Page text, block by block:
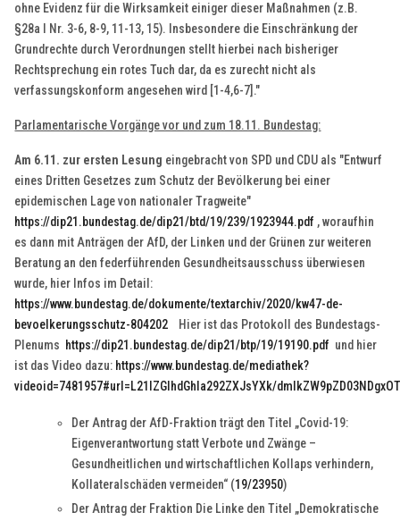
ohne Evidenz für die Wirksamkeit einiger dieser Maßnahmen (z.B.
§28a I Nr. 3-6, 8-9, 11-13, 15). Insbesondere die Einschränkung der
Grundrechte durch Verordnungen stellt hierbei nach bisheriger
Rechtsprechung ein rotes Tuch dar, da es zurecht nicht als
verfassungskonform angesehen wird [1-4,6-7]."
Parlamentarische Vorgänge vor und zum 18.11. Bundestag:
Am 6.11. zur ersten Lesung eingebracht von SPD und CDU als "Entwurf
eines Dritten Gesetzes zum Schutz der Bevölkerung bei einer
epidemischen Lage von nationaler Tragweite"
https://dip21.bundestag.de/dip21/btd/19/239/1923944.pdf , woraufhin
es dann mit Anträgen der AfD, der Linken und der Grünen zur weiteren
Beratung an den federführenden Gesundheitsausschuss überwiesen
wurde, hier Infos im Detail:
https://www.bundestag.de/dokumente/textarchiv/2020/kw47-de-
bevoelkerungsschutz-804202 Hier ist das Protokoll des Bundestags-
Plenums https://dip21.bundestag.de/dip21/btp/19/19190.pdf und hier
ist das Video dazu: https://www.bundestag.de/mediathek?
videoid=7481957#url=L21lZGlhdGhla292ZXJsYXk/
Der Antrag der AfD-Fraktion trägt den Titel „Covid-19:
Eigenverantwortung statt Verbote und Zwänge –
Gesundheitlichen und wirtschaftlichen Kollaps verhindern,
Kollateralschäden vermeiden“ (19/23950)
Der Antrag der Fraktion Die Linke den Titel „Demokratische